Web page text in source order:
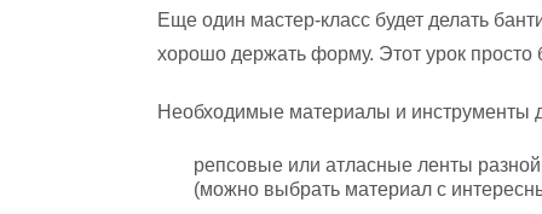
Еще один мастер-класс будет делать
хорошо держать форму. Этот урок
Необходимые материалы и инструменты
репсовые или атласные ленты
(можно выбрать материал с